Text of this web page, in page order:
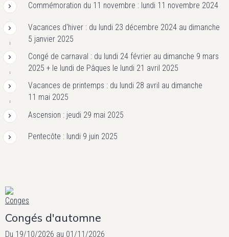
Commémoration du 11 novembre : lundi 11 novembre 2024
Vacances d'hiver : du lundi 23 décembre 2024 au dimanche
5 janvier 2025
Congé de carnaval : du lundi 24 février au dimanche 9 mars
2025 + le lundi de Pâques le lundi 21 avril 2025
Vacances de printemps : du lundi 28 avril au dimanche
11 mai 2025
Ascension : jeudi 29 mai 2025
Pentecôte : lundi 9 juin 2025
Congés d'automne
Du 19/10/2026 au 01/11/2026